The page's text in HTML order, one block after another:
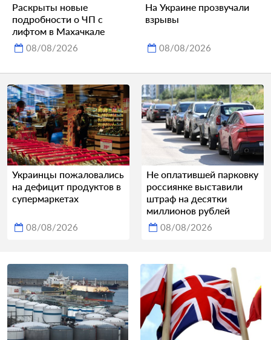
Раскрыты новые
подробности о ЧП с
лифтом в Махачкале
08/08/2026
На Украине прозвучали
взрывы
08/08/2026
Украинцы пожаловались
на дефицит продуктов в
супермаркетах
08/08/2026
Не оплатившей парковку
россиянке выставили
штраф на десятки
миллионов рублей
08/08/2026